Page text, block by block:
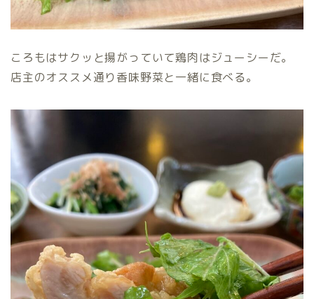
ころもはサクッと揚がっていて鶏肉はジューシーだ。
店主のオススメ通り香味野菜と一緒に食べる。